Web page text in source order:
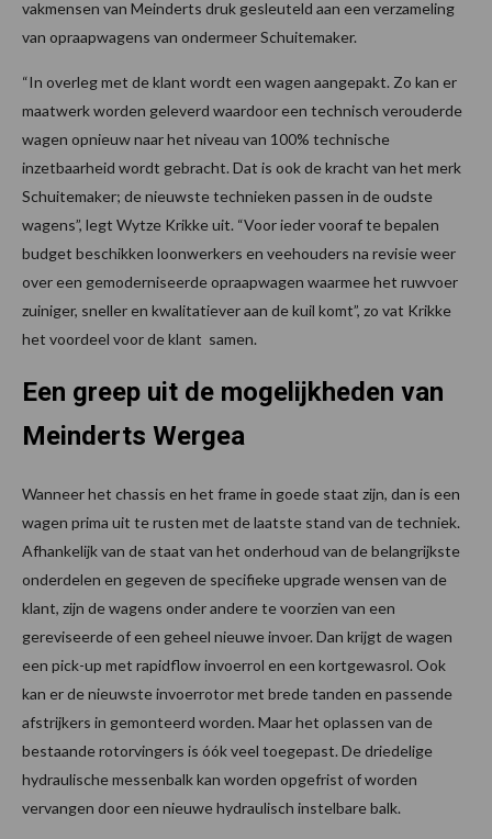
vakmensen van Meinderts druk gesleuteld aan een verzameling
van opraapwagens van ondermeer Schuitemaker.
“In overleg met de klant wordt een wagen aangepakt. Zo kan er
maatwerk worden geleverd waardoor een technisch verouderde
wagen opnieuw naar het niveau van 100% technische
inzetbaarheid wordt gebracht. Dat is ook de kracht van het merk
Schuitemaker; de nieuwste technieken passen in de oudste
wagens”, legt Wytze Krikke uit. “Voor ieder vooraf te bepalen
budget beschikken loonwerkers en veehouders na revisie weer
over een gemoderniseerde opraapwagen waarmee het ruwvoer
zuiniger, sneller en kwalitatiever aan de kuil komt”, zo vat Krikke
het voordeel voor de klant samen.
Een greep uit de mogelijkheden van
Meinderts Wergea
Wanneer het chassis en het frame in goede staat zijn, dan is een
wagen prima uit te rusten met de laatste stand van de techniek.
Afhankelijk van de staat van het onderhoud van de belangrijkste
onderdelen en gegeven de specifieke upgrade wensen van de
klant, zijn de wagens onder andere te voorzien van een
gereviseerde of een geheel nieuwe invoer. Dan krijgt de wagen
een pick-up met rapidflow invoerrol en een kortgewasrol. Ook
kan er de nieuwste invoerrotor met brede tanden en passende
afstrijkers in gemonteerd worden. Maar het oplassen van de
bestaande rotorvingers is óók veel toegepast. De driedelige
hydraulische messenbalk kan worden opgefrist of worden
vervangen door een nieuwe hydraulisch instelbare balk.